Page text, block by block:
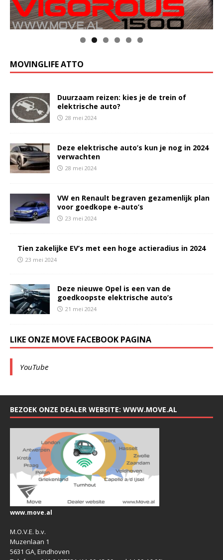
Klik op de foto voor meer informatie
MOVINGLIFE ATTO
Duurzaam reizen: kies je de trein of
elektrische auto?
28 mei 2024
Deze elektrische auto’s kun je nog in 2024
verwachten
28 mei 2024
VW en Renault begraven gezamenlijk plan
voor goedkope e-auto’s
23 mei 2024
Tien zakelijke EV’s met een hoge actieradius in 2024
23 mei 2024
Deze nieuwe Opel is een van de
goedkoopste elektrische auto’s
21 mei 2024
LIKE ONZE MOVE FACEBOOK PAGINA
YouTube
BEZOEK ONZE DEALER WEBSITE: WWW.MOVE.AL
www.move.al
M.O.V.E. b.v.
Muzenlaan 1
5631 GA, Eindhoven